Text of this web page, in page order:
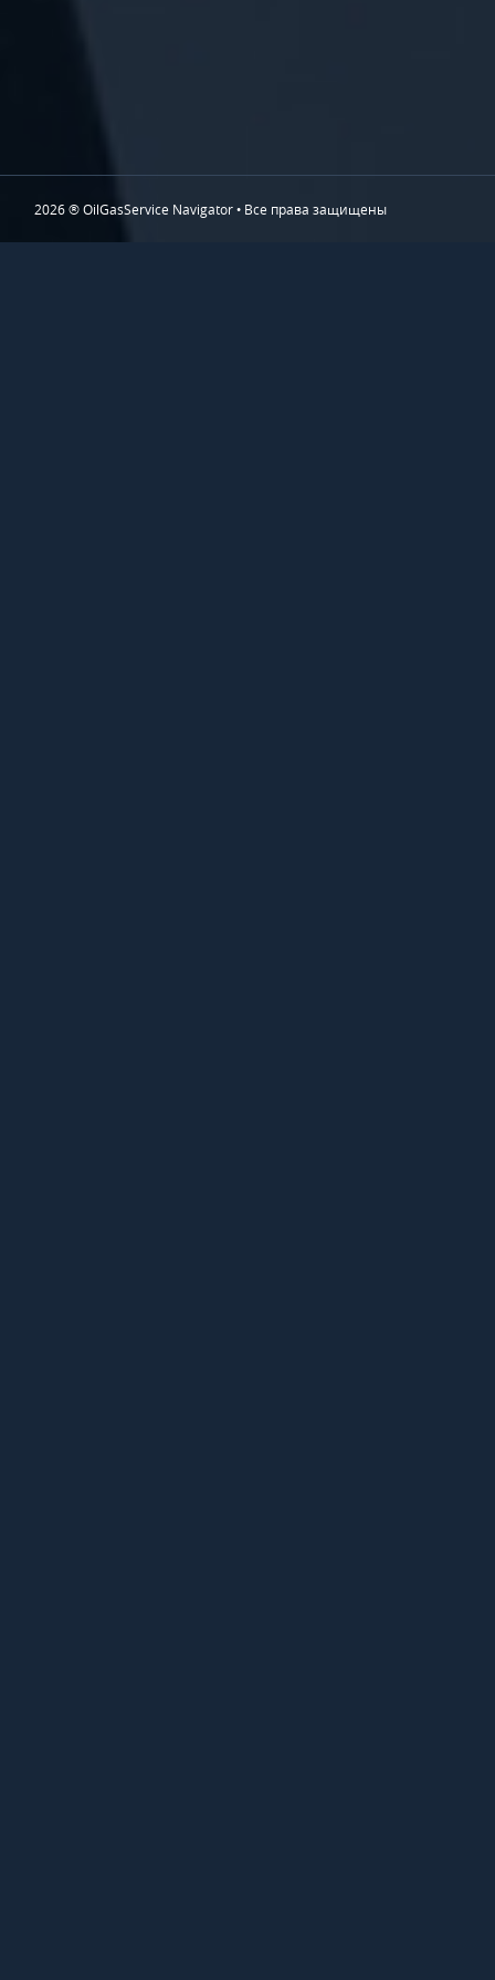
2026 ® OilGasService Navigator • Все права защищены